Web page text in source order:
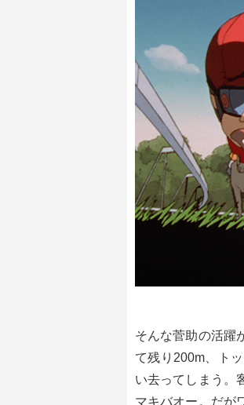
そんな菅助の活躍
て残り200m、ト
い去ってしまう。
マキバオー。だが